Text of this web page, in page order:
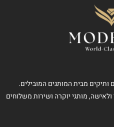
ותיקים מבית המותגים המובילים.
מותגי יוקרה ושירות משלוחים